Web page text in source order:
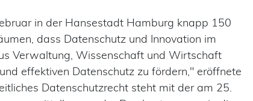
in der Hansestadt Hamburg knapp 150
dass Datenschutz und Innovation im
Verwaltung, Wissenschaft und Wirtschaft
effektiven Datenschutz zu fördern," eröffnete
Datenschutzrecht steht mit der am 25.